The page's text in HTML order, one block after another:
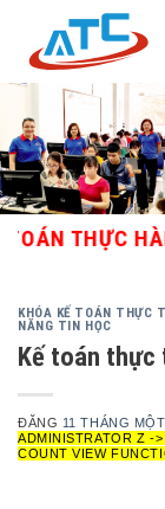
content
THỰC HÀNH
KHÓA KẾ TOÁN THỰC
NĂNG TIN HỌC
Kế toán thực
ĐĂNG 11 THÁNG
ADMINISTRATOR Z -
COUNT VIEW